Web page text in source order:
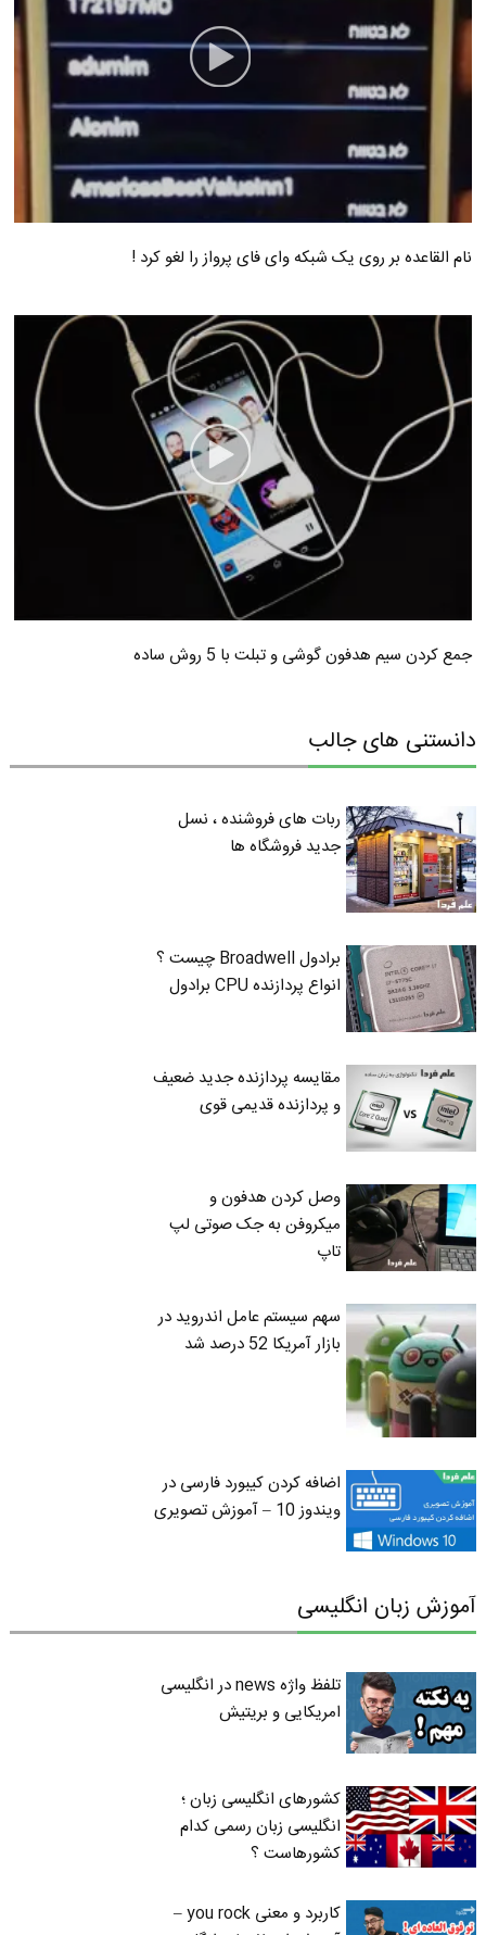
نام القاعده بر روی یک شبکه وای فای پرواز را لغو کرد !
جمع کردن سیم هدفون گوشی و تبلت با 5 روش ساده
دانستنی های جالب
ربات های فروشنده ، نسل
جدید فروشگاه ها
برادول Broadwell چیست ؟
انواع پردازنده CPU برادول
مقایسه پردازنده جدید ضعیف
و پردازنده قدیمی قوی
وصل کردن هدفون و
میکروفن به جک صوتی لپ
تاپ
سهم سیستم عامل اندروید در
بازار آمریکا 52 درصد شد
اضافه کردن کیبورد فارسی در
ویندوز 10 – آموزش تصویری
آموزش زبان انگلیسی
تلفظ واژه news در انگلیسی
امریکایی و بریتیش
کشورهای انگلیسی زبان ؛
انگلیسی زبان رسمی کدام
کشورهاست ؟
کاربرد و معنی you rock –